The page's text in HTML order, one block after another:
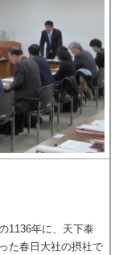
1136年に、天下泰
た春日大社の摂社で